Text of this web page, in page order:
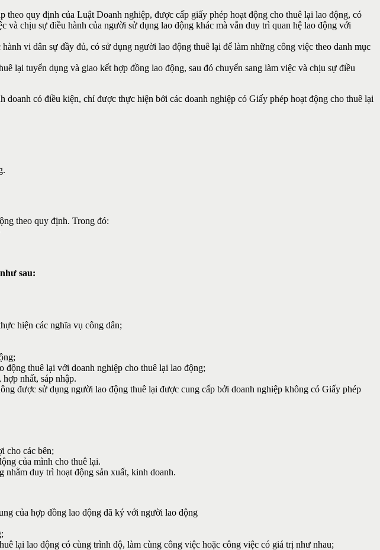
quy định của Luật Doanh nghiệp, được cấp giấy phép hoạt động cho thuê lại lao động, có
chịu sự điều hành của người sử dụng lao động khác mà vẫn duy trì quan hệ lao động với
vi dân sự đầy đủ, có sử dụng người lao động thuê lại để làm những công việc theo danh mục
lại tuyển dụng và giao kết hợp đồng lao động, sau đó chuyển sang làm việc và chịu sự điều
có điều kiện, chỉ được thực hiện bởi các doanh nghiệp có Giấy phép hoạt động cho thuê lại
theo quy định. Trong đó:
sau:
hiện các nghĩa vụ công dân;
động thuê lại với doanh nghiệp cho thuê lại lao động;
nhất, sáp nhập.
được sử dụng người lao động thuê lại được cung cấp bởi doanh nghiệp không có Giấy phép
cho các bên;
của mình cho thuê lại.
duy trì hoạt động sản xuất, kinh doanh.
của hợp đồng lao động đã ký với người lao động
lại lao động có cùng trình độ, làm cùng công việc hoặc công việc có giá trị như nhau;